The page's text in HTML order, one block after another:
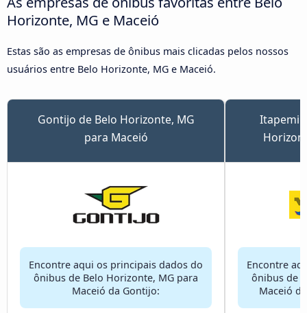
Horizonte, MG e Maceió
Estas são as empresas de ônibus mais clicadas pelos nossos
usuários entre Belo Horizonte, MG e Maceió.
Gontijo de Belo Horizonte, MG
para Maceió
Encontre aqui os principais dados do
ônibus de Belo Horizonte, MG para
Maceió da Gontijo:
Encontre
ônibus de
Maceió